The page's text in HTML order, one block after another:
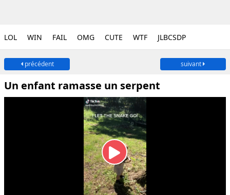
LOL WIN FAIL OMG CUTE WTF JLBCSDP
précédent suivant
Un enfant ramasse un serpent